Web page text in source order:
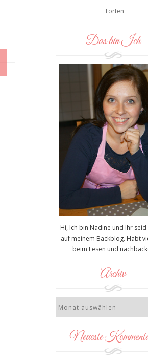
Torten
Das bin Ich
Hi, Ich bin Nadine und Ihr
auf meinem Backblog. Habt
beim Lesen und
Archiv
Neueste